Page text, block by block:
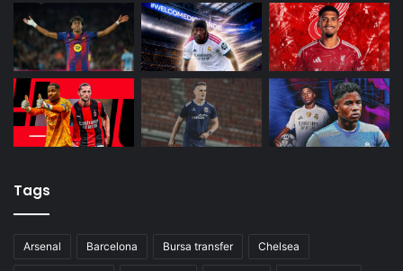
Tags
Arsenal Barcelona Bursa transfer Chelsea